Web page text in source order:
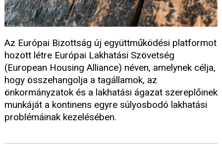
Az Európai Bizottság új együttműködési platformot
hozott létre Európai Lakhatási Szövetség
(European Housing Alliance) néven, amelynek célja,
hogy összehangolja a tagállamok, az
önkormányzatok és a lakhatási ágazat szereplőinek
munkáját a kontinens egyre súlyosbodó lakhatási
problémáinak kezelésében.